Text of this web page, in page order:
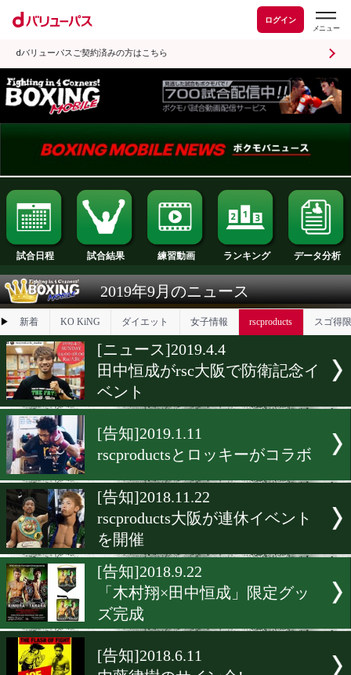
ログイン
dバリューパスご契約済みの方はこちら
試合日程 試合結果 練習動画 ランキング
2019年9月のニュース
▶ 新着 KO KiNG
[ニュース]2019.4.4
田中恒成がrsc大阪で防衛
[告知]2019.1.11
rscproductsとロッキーがコ
[告知]2018.11.22
rscproducts大阪が連休イベ
を開催